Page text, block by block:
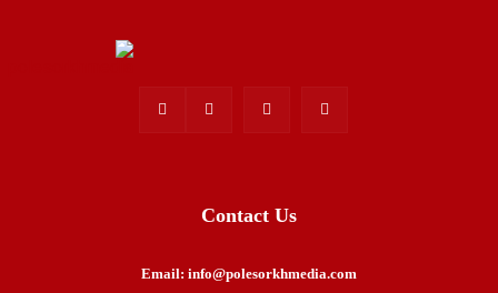
Contact Us
Email: info@polesorkhmedia.com